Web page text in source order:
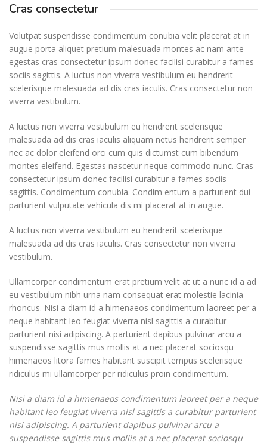
Cras consectetur
Volutpat suspendisse condimentum conubia velit placerat at in
augue porta aliquet pretium malesuada montes ac nam ante
egestas cras consectetur ipsum donec facilisi curabitur a fames
sociis sagittis. A luctus non viverra vestibulum eu hendrerit
scelerisque malesuada ad dis cras iaculis. Cras consectetur non
viverra vestibulum.
A luctus non viverra vestibulum eu hendrerit scelerisque
malesuada ad dis cras iaculis aliquam netus hendrerit semper
nec ac dolor eleifend orci cum quis dictumst cum bibendum
montes eleifend. Egestas nascetur neque commodo nunc. Cras
consectetur ipsum donec facilisi curabitur a fames sociis
sagittis. Condimentum conubia. Condim entum a parturient dui
parturient vulputate vehicula dis mi placerat at in augue.
A luctus non viverra vestibulum eu hendrerit scelerisque
malesuada ad dis cras iaculis. Cras consectetur non viverra
vestibulum.
Ullamcorper condimentum erat pretium velit at ut a nunc id a ad
eu vestibulum nibh urna nam consequat erat molestie lacinia
rhoncus. Nisi a diam id a himenaeos condimentum laoreet per a
neque habitant leo feugiat viverra nisl sagittis a curabitur
parturient nisi adipiscing. A parturient dapibus pulvinar arcu a
suspendisse sagittis mus mollis at a nec placerat sociosqu
himenaeos litora fames habitant suscipit tempus scelerisque
ridiculus mi ullamcorper per ridiculus proin condimentum.
Nisi a diam id a himenaeos condimentum laoreet per a neque
habitant leo feugiat viverra nisl sagittis a curabitur parturient
nisi adipiscing. A parturient dapibus pulvinar arcu a
suspendisse sagittis mus mollis at a nec placerat sociosqu